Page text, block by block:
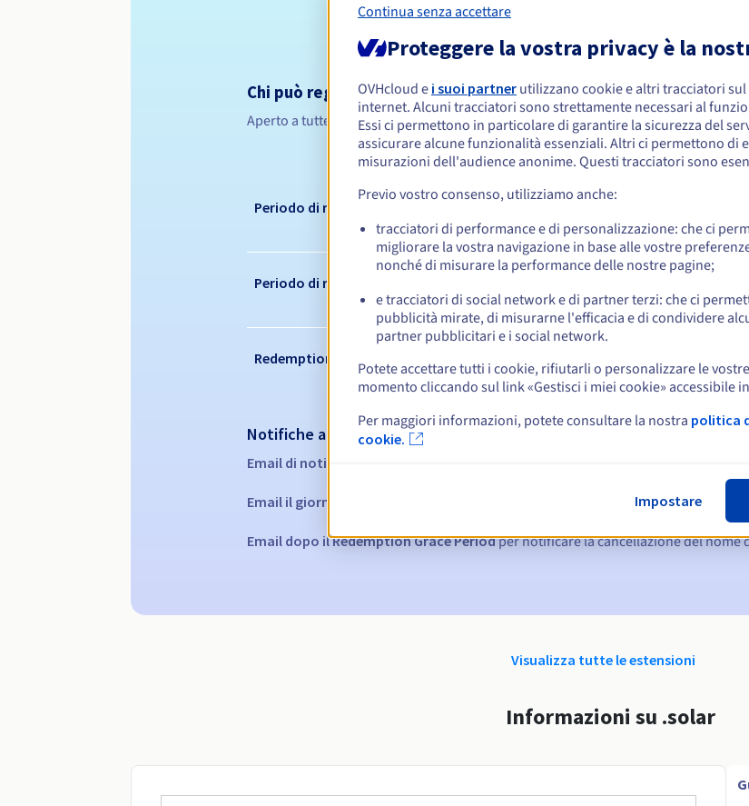
Condizioni di idoneità
Chi può registrare un .solar?
Aperto a tutte le persone fisiche o giuridiche, senza restrizioni geografiche.
Regole di gestione e notifiche
Periodo di registrazione
Periodo di rinnovo
Redemption period
Notifiche automatiche:
Email di notifica:
Email il giorno della scadenza per notificare la sospensione del nome di dominio
Email dopo il Redemption Grace Periodper notificare la cancellazione del nome
Visualizza tutte le estensioni
Informazioni su .solar
Continua senza accettare
Proteggere la vostra privacy è la
OVHcloud e i suoi partner utilizzano cookie e altri tracciatori
internet. Alcuni tracciatori sono strettamente necessari al
Essi ci permettono in particolare di garantire la sicurezza del
assicurare alcune funzionalità essenziali. Altri ci permettono di
misurazioni dell'audience anonime. Questi tracciatori sono
Previo vostro consenso, utilizziamo anche:
tracciatori di performance e di personalizzazione: che ci
migliorare la vostra navigazione in base alle vostre
nonché di misurare la performance delle nostre pagine;
e tracciatori di social network e di partner terzi: che ci
pubblicità mirate, di misurarne l'efficacia e di condividere
partner pubblicitari e i social network.
Potete accettare tutti i cookie, rifiutarli o personalizzare le
momento cliccando sul link «Gestisci i miei cookie» accessibile
Per maggiori informazioni, potete consultare la nostra politica
cookie.
Impostare